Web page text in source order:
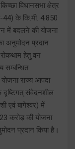
विधानसभा क्षेत्र
44) के कि.मी. 4.850
में बदलने की योजना
अनुमोदन प्रदान
हेतु वन
सम्बन्धित
राज्य आपदा
दृष्टिगत् संवेदनशील
एवं बागेश्वर) में
करोड़ की योजना
प्रदान किया है।